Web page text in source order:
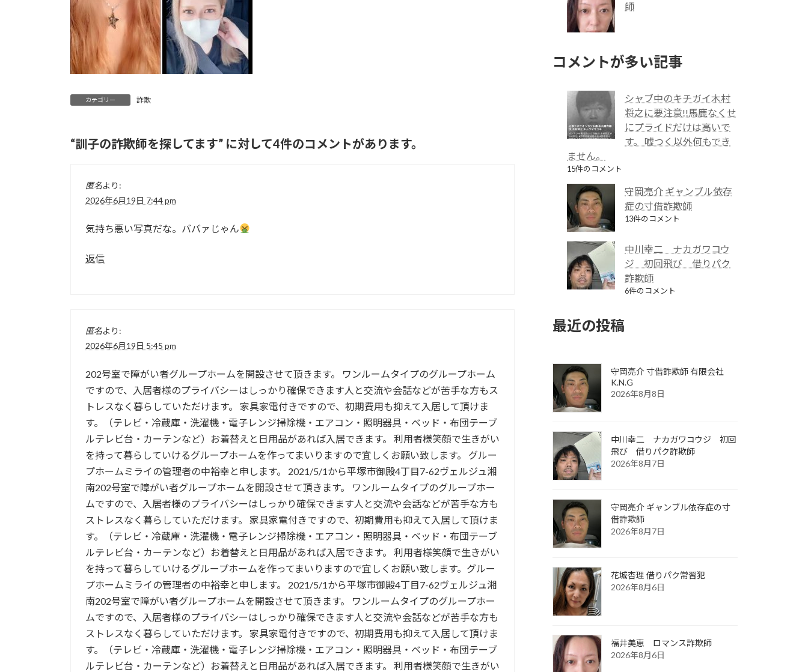
カテゴリー 詐欺
“訓子の詐欺師を探してます” に対して4件のコメントがあります。
匿名より:
2026年6月19日 7:44 pm
気持ち悪い写真だな。ババァじゃん
返信
匿名より:
2026年6月19日 5:45 pm
202号室で障がい者グループホームを開設させて頂きます。 ワンルームタイプのグループホーム
ですので、入居者様のプライバシーはしっかり確保できます人と交流や会話などが苦手な方もス
トレスなく暮らしていただけます。 家具家電付きですので、初期費用も抑えて入居して頂けま
す。（テレビ・冷蔵庫・洗濯機・電子レンジ掃除機・エアコン・照明器具・ベッド・布団テーブ
ルテレビ台・カーテンなど）お着替えと日用品があれば入居できます。 利用者様笑顔で生きがい
を持って暮らしていけるグループホームを作ってまいりますので宜しくお願い致します。 グルー
プホームミライの管理者の中裕幸と申します。 2021/5/1から平塚市御殿4丁目7-62ヴェルジュ湘
南202号室で障がい者グループホームを開設させて頂きます。 ワンルームタイプのグループホー
ムですので、入居者様のプライバシーはしっかり確保できます人と交流や会話などが苦手な方も
ストレスなく暮らしていただけます。 家具家電付きですので、初期費用も抑えて入居して頂けま
す。（テレビ・冷蔵庫・洗濯機・電子レンジ掃除機・エアコン・照明器具・ベッド・布団テーブ
ルテレビ台・カーテンなど）お着替えと日用品があれば入居できます。 利用者様笑顔で生きがい
を持って暮らしていけるグループホームを作ってまいりますので宜しくお願い致します。グルー
プホームミライの管理者の中裕幸と申します。 2021/5/1から平塚市御殿4丁目7-62ヴェルジュ湘
南202号室で障がい者グループホームを開設させて頂きます。 ワンルームタイプのグループホー
ムですので、入居者様のプライバシーはしっかり確保できます人と交流や会話などが苦手な方も
ストレスなく暮らしていただけます。 家具家電付きですので、初期費用も抑えて入居して頂けま
す。（テレビ・冷蔵庫・洗濯機・電子レンジ掃除機・エアコン・照明器具・ベッド・布団テーブ
ルテレビ台・カーテンなど）お着替えと日用品があれば入居できます。 利用者様笑顔で生きがい
師
コメントが多い記事
シャブ中のキチガイ木村
将之に要注意!!馬鹿なくせ
にプライドだけは高いで
す。 嘘つく以外何もでき
ません。
15件のコメント
守岡亮介 ギャンブル依存
症の寸借詐欺師
13件のコメント
中川幸二 ナカガワコウ
ジ 初回飛び 借りパク
詐欺師
6件のコメント
最近の投稿
守岡亮介 寸借詐欺師 有限会社
K.N.G
2026年8月8日
中川幸二 ナカガワコウジ 初回
飛び 借りパク詐欺師
2026年8月7日
守岡亮介 ギャンブル依存症の寸
借詐欺師
2026年8月7日
花城杏理 借りパク常習犯
2026年8月6日
福井美恵 ロマンス詐欺師
2026年8月6日